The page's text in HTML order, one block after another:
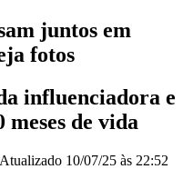
juntos em
fotos
influenciadora e
de vida
Atualizado 10/07/25 às 22:52